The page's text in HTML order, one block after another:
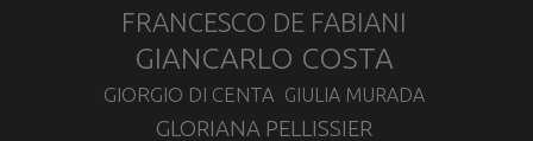
FRANCESCO DE FABIANI
GIANCARLO COSTA
GIORGIO DI CENTA GIULIA MURADA
GLORIANA PELLISSIER